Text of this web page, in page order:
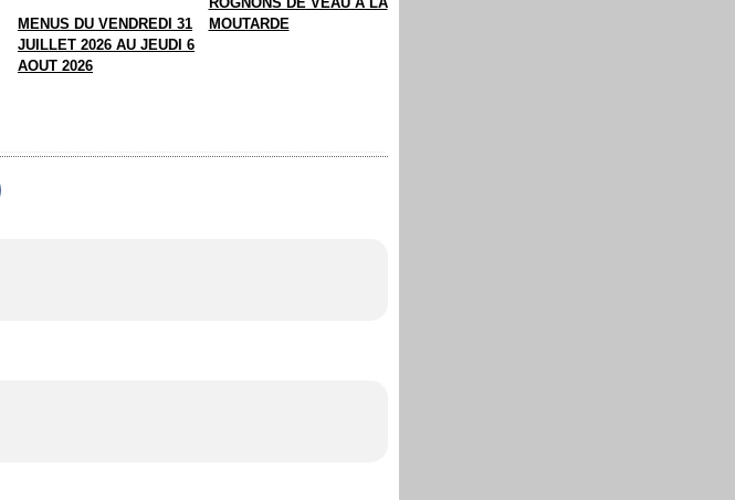
MENUS DU VENDREDI 31
JUILLET 2026 AU JEUDI 6
AOUT 2026
MOUTARDE